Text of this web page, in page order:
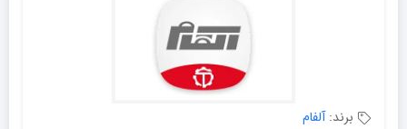
برند:آلفام